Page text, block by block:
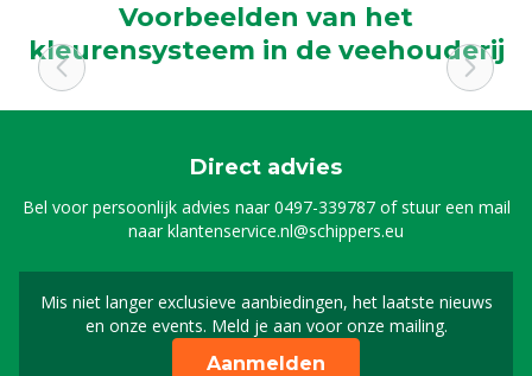
Voorbeelden van het
kleurensysteem in de veehouderij
Direct advies
Bel voor persoonlijk advies naar0497-339787of stuur een mail
naarklantenservice.nl@schippers.eu
Mis niet langer exclusieve aanbiedingen, het laatste nieuws
en onze events. Meld je aan voor onze mailing.
Schrijf je in voor onze
Aanmelden